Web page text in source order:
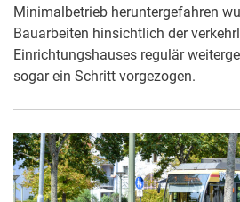
Minimalbetrieb heruntergefahren
Bauarbeiten hinsichtlich der
Einrichtungshauses regulär
sogar ein Schritt vorgezogen.